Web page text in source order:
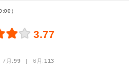
）
3.77
7月:99 | 6月:113